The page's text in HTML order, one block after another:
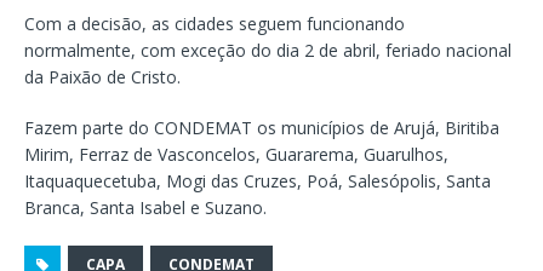
Com a decisão, as cidades seguem funcionando
normalmente, com exceção do dia 2 de abril, feriado nacional
da Paixão de Cristo.
Fazem parte do CONDEMAT os municípios de Arujá, Biritiba
Mirim, Ferraz de Vasconcelos, Guararema, Guarulhos,
Itaquaquecetuba, Mogi das Cruzes, Poá, Salesópolis, Santa
Branca, Santa Isabel e Suzano.
CAPA CONDEMAT